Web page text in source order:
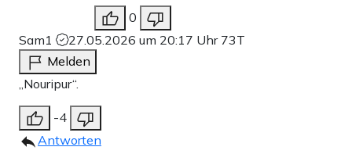
0
Sam1
27.05.2026 um 20:17 Uhr 73T
Melden
„Nouripur“.
-4
Antworten